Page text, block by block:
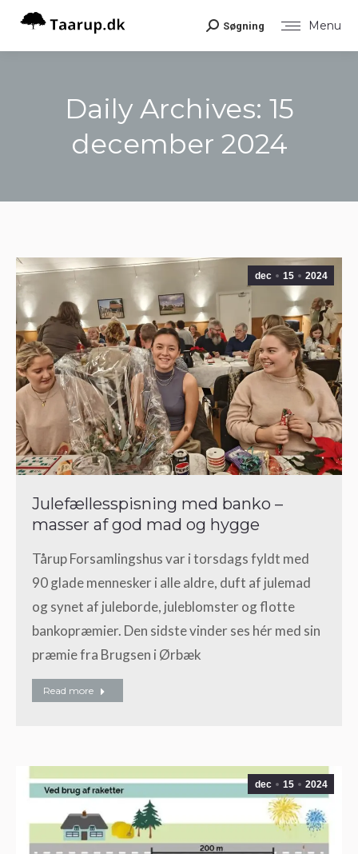
Menu
Search:
Søgning
Daily Archives: 15
december 2024
dec 15 2024
Julefællesspisning med banko –
masser af god mad og hygge
Tårup Forsamlingshus var i torsdags fyldt med
90 glade mennesker i alle aldre, duft af julemad
og synet af juleborde, juleblomster og flotte
bankopræmier. Den sidste vinder ses hér med sin
præmie fra Brugsen i Ørbæk
Read more
dec 15 2024